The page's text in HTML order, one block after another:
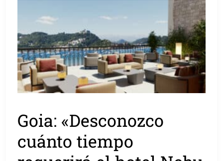
Goia: «Desconozco
cuánto tiempo